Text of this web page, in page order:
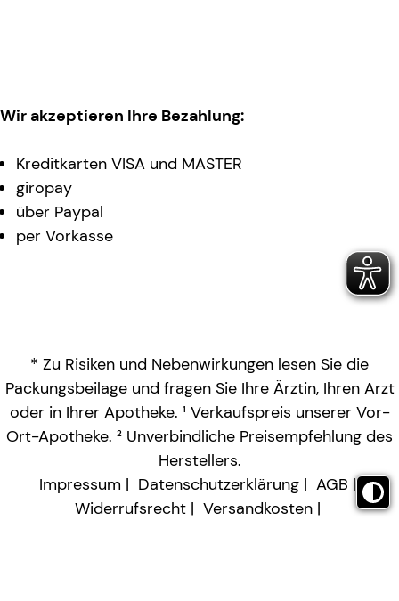
Wir akzeptieren Ihre Bezahlung:
Kreditkarten VISA und MASTER
giropay
über Paypal
per Vorkasse
* Zu Risiken und Nebenwirkungen lesen Sie die
Packungsbeilage und fragen Sie Ihre Ärztin, Ihren Arzt
oder in Ihrer Apotheke. ¹ Verkaufspreis unserer Vor-
Ort-Apotheke. ² Unverbindliche Preisempfehlung des
Herstellers.
Impressum
Datenschutzerklärung
AGB
Widerrufsrecht
Versandkosten